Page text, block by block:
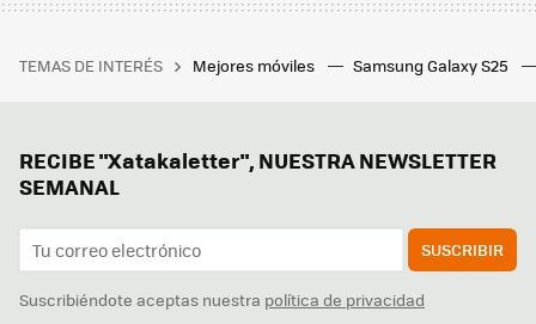
TEMAS DE INTERÉS Mejores móviles Samsung Galaxy S25
RECIBE "Xatakaletter", NUESTRA NEWSLETTER
SEMANAL
SUSCRIBIR
Suscribiéndote aceptas nuestra política de privacidad